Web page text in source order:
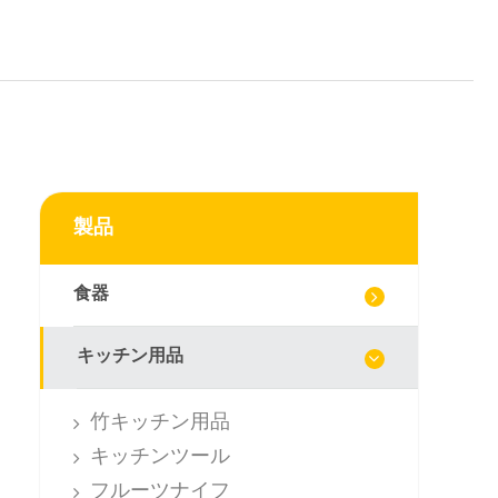
製品
食器
キッチン用品
竹キッチン用品
キッチンツール
フルーツナイフ